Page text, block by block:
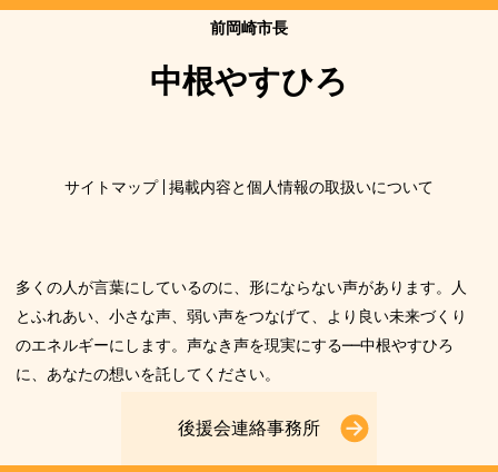
前岡崎市長
中根やすひろ
サイトマップ 掲載内容と個人情報の取扱いについて
多くの人が言葉にしているのに、形にならない声があります。人
とふれあい、小さな声、弱い声をつなげて、より良い未来づくり
のエネルギーにします。声なき声を現実にする──中根やすひろ
に、あなたの想いを託してください。
後援会連絡事務所